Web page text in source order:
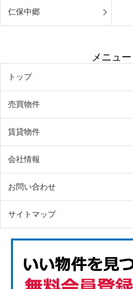
仁保中郷
メニュー
トップ
売買物件
賃貸物件
会社情報
お問い合わせ
サイトマップ